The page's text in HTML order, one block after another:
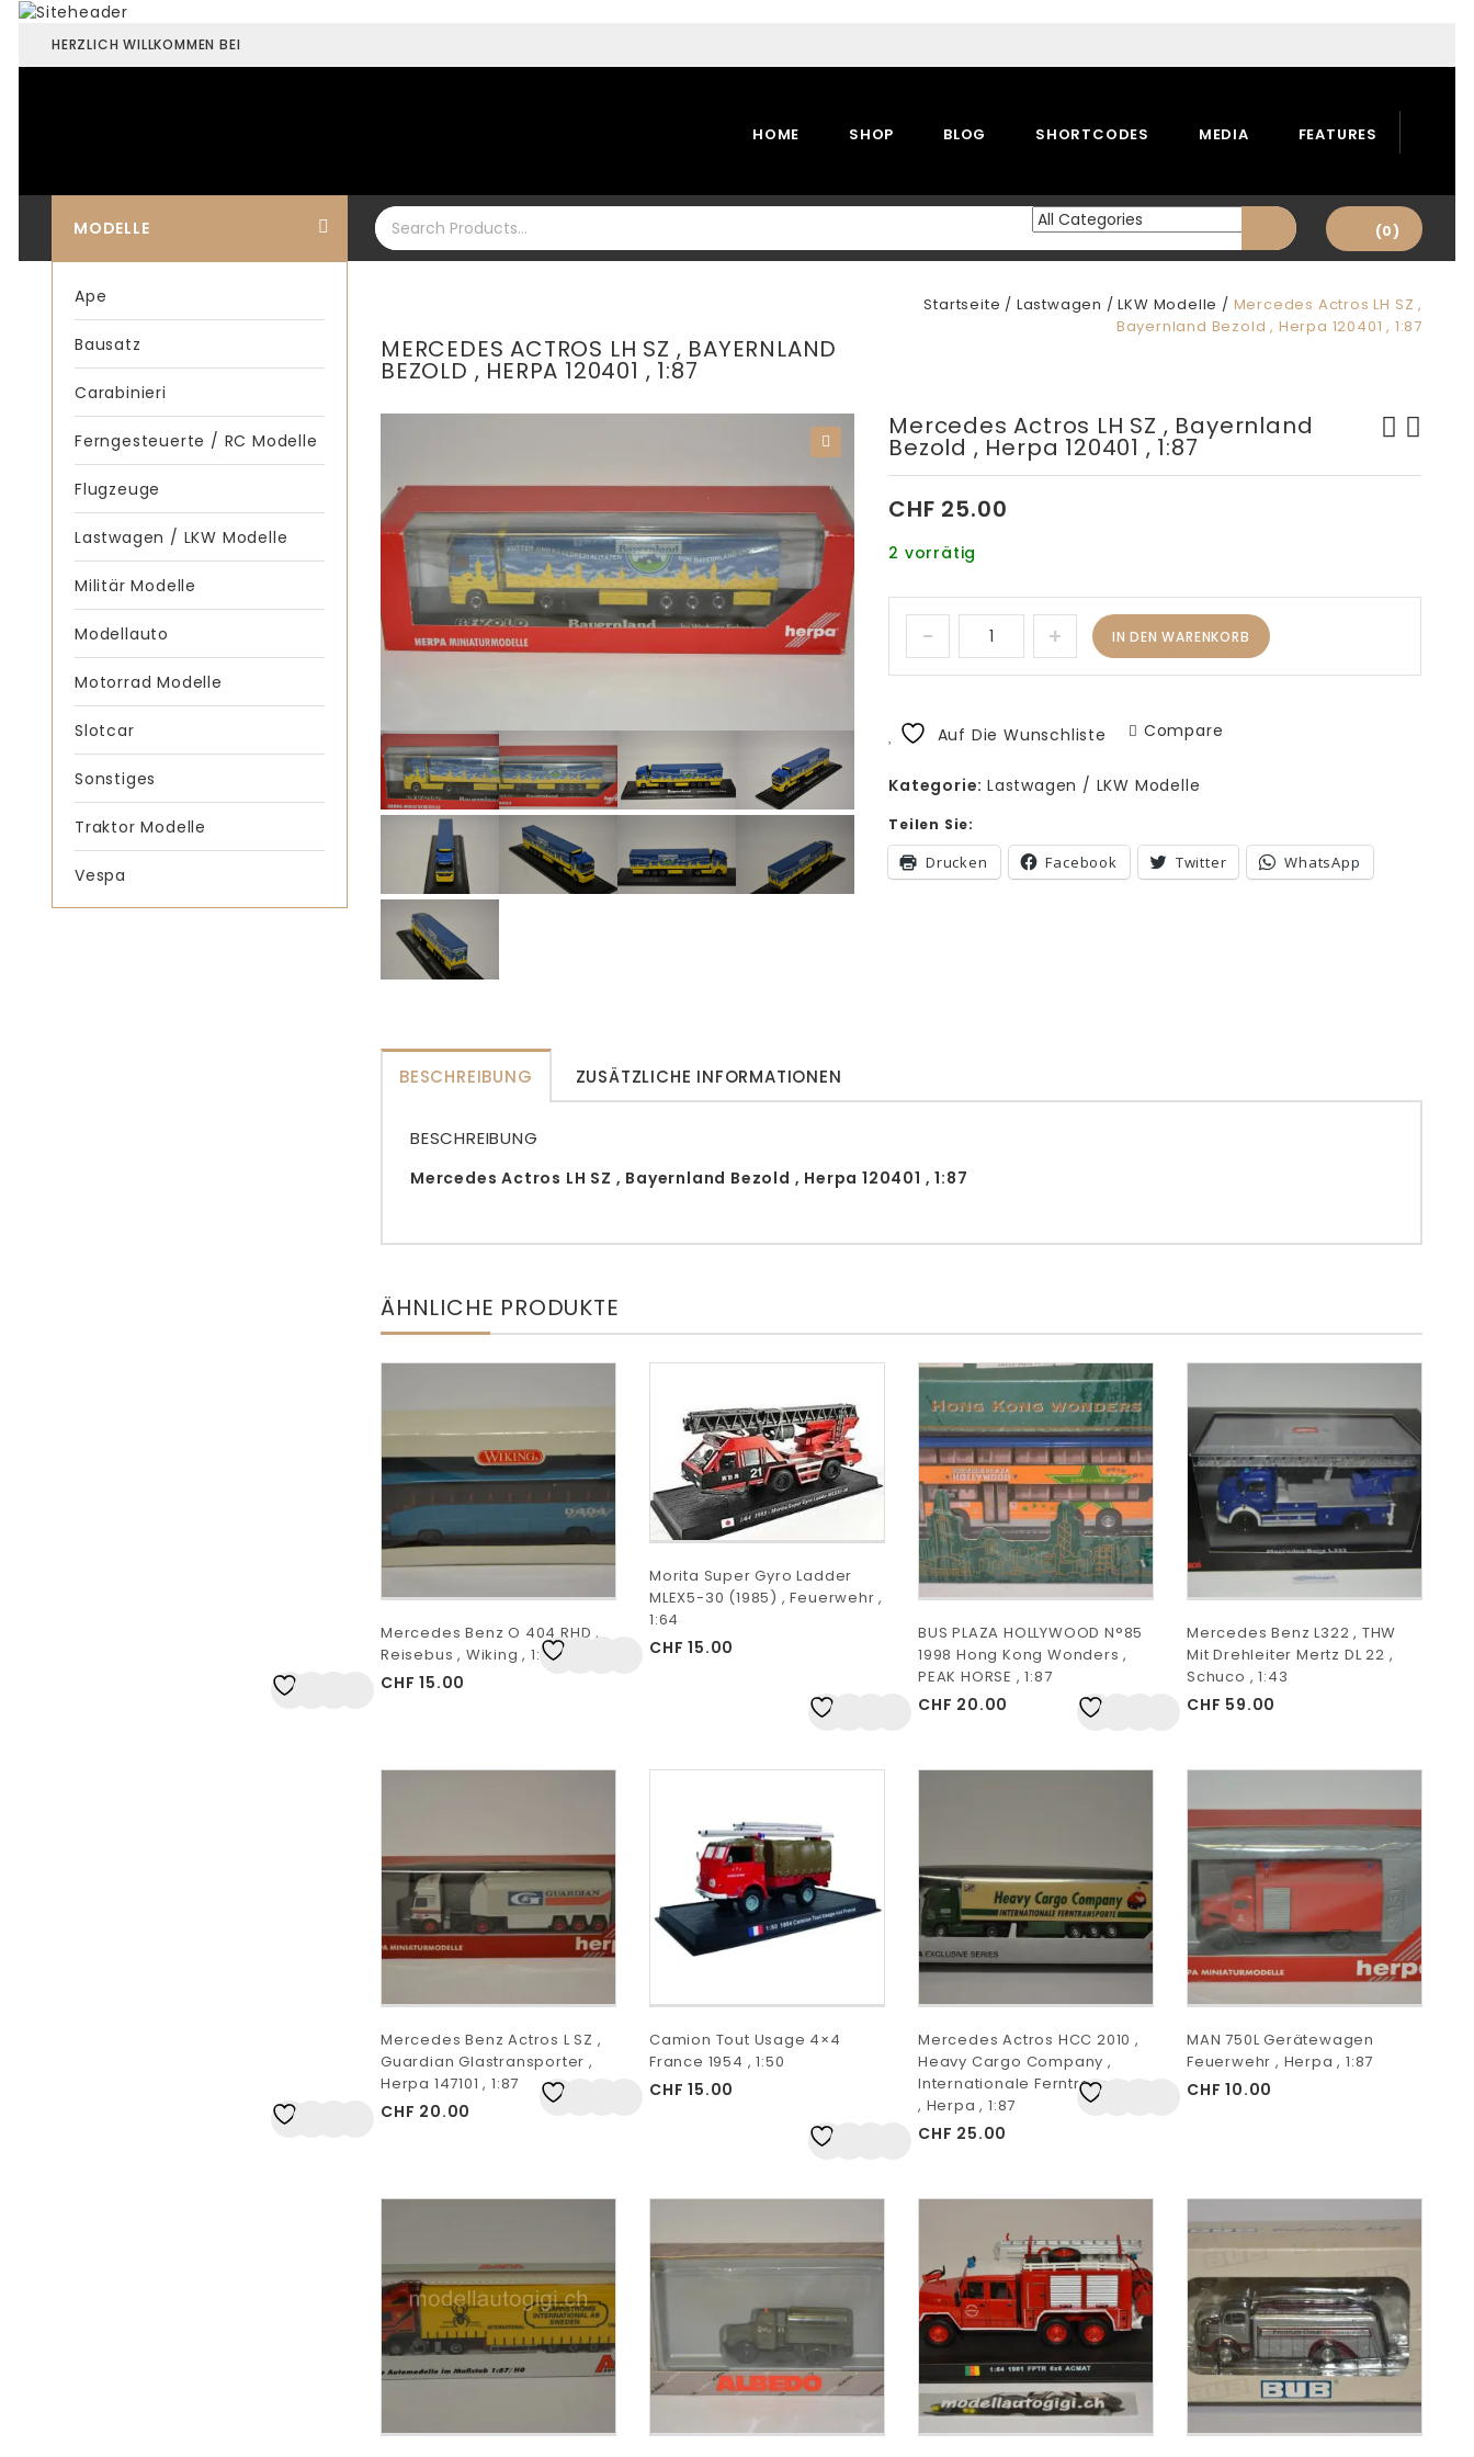
HERZLICH WILLKOMMEN BEI
HOME SHOP BLOG SHORTCODES MEDIA FEATURES
MODELLE (0)
Ape
Bausatz
Carabinieri
Ferngesteuerte / RC Modelle
Flugzeuge
Lastwagen / LKW Modelle
Militär Modelle
Modellauto
Motorrad Modelle
Slotcar
Sonstiges
Traktor Modelle
Vespa
Startseite / Lastwagen / LKW Modelle / Mercedes Actros LH SZ ,
Bayernland Bezold , Herpa 120401 , 1:87
MERCEDES ACTROS LH SZ , BAYERNLAND
BEZOLD , HERPA 120401 , 1:87
Mercedes Actros LH SZ , Bayernland
Bezold , Herpa 120401 , 1:87
CHF 25.00
2 vorrätig
IN DEN WARENKORB
Auf Die Wunschliste Compare
Kategorie:Lastwagen / LKW Modelle
Teilen Sie:
Drucken Facebook Twitter WhatsApp
BESCHREIBUNG ZUSÄTZLICHE INFORMATIONEN
BESCHREIBUNG
Mercedes Actros LH SZ , Bayernland Bezold , Herpa 120401 , 1:87
ÄHNLICHE PRODUKTE
Mercedes Benz O 404 RHD ,
Reisebus , Wiking , 1:87
CHF 15.00
Morita Super Gyro Ladder
MLEX5-30 (1985) , Feuerwehr ,
1:64
CHF 15.00
BUS PLAZA HOLLYWOOD N°85
1998 Hong Kong Wonders ,
PEAK HORSE , 1:87
CHF 20.00
Mercedes Benz L322 , THW
Mit Drehleiter Mertz DL 22 ,
Schuco , 1:43
CHF 59.00
Mercedes Benz Actros L SZ ,
Guardian Glastransporter ,
Herpa 147101 , 1:87
CHF 20.00
Camion Tout Usage 4×4
France 1954 , 1:50
CHF 15.00
Mercedes Actros HCC 2010 ,
Heavy Cargo Company ,
Internationale Ferntransporte
, Herpa , 1:87
CHF 25.00
MAN 750L Gerätewagen
Feuerwehr , Herpa , 1:87
CHF 10.00